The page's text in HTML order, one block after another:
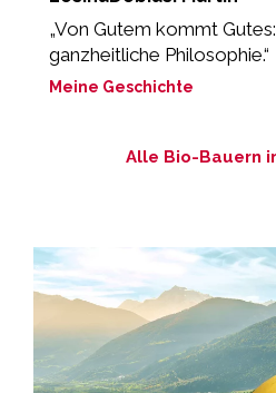
„Von Gutem kommt
ganzheitliche Philosophie.“
Meine Geschichte
Alle Bio-Bauern